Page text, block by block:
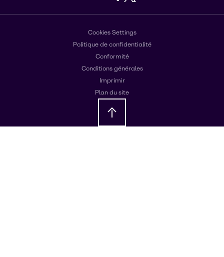
Cookies Settings
Politique de confidentialité
Conformité
Conditions générales
Imprimir
Plan du site